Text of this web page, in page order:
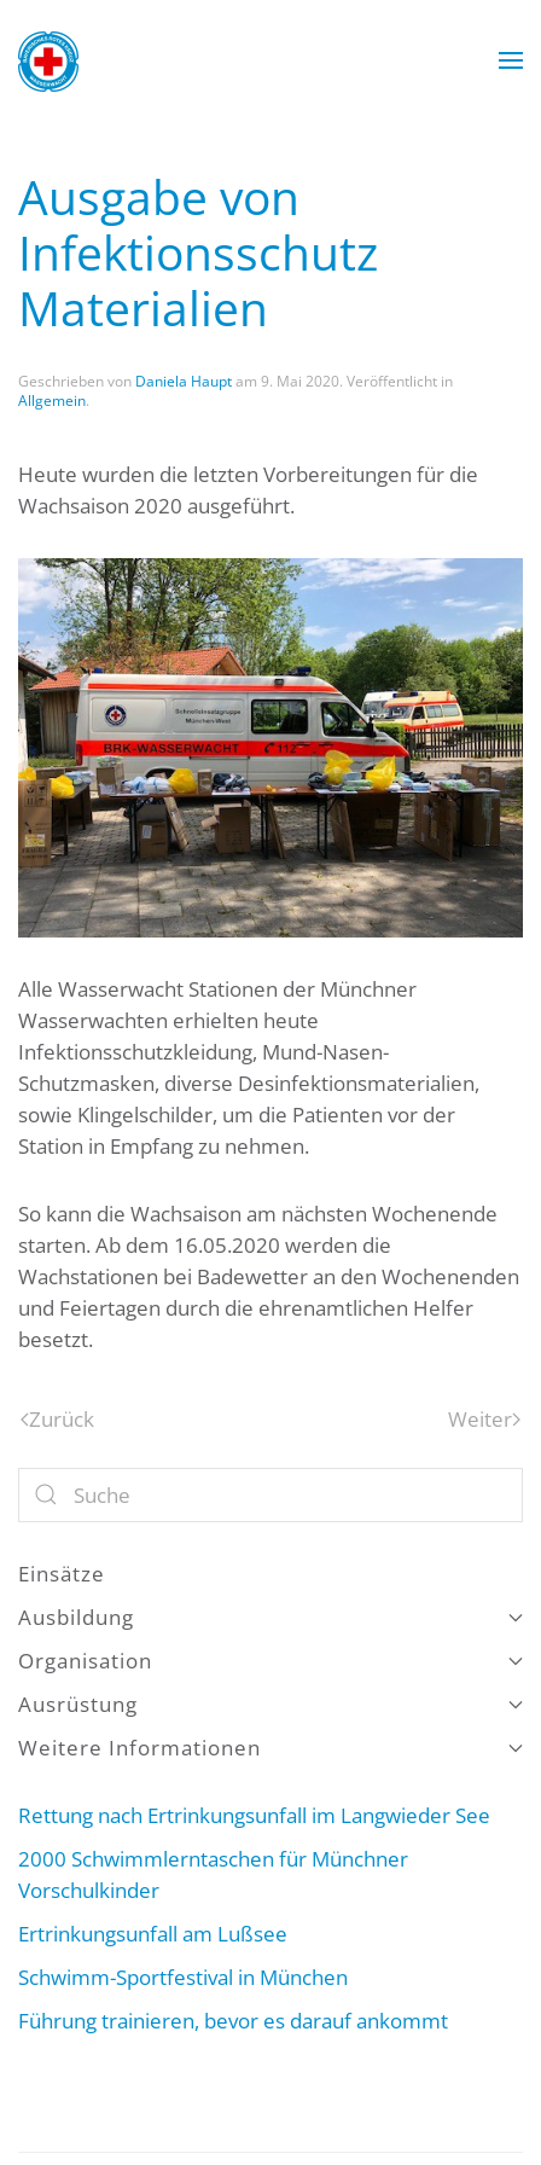
Zum Hauptinhalt springen
Ausgabe von
Infektionsschutz
Materialien
Geschrieben von Daniela Hauptam 9. Mai 2020. Veröffentlicht in
Allgemein.
Heute wurden die letzten Vorbereitungen für die
Wachsaison 2020 ausgeführt.
Alle Wasserwacht Stationen der Münchner
Wasserwachten erhielten heute
Infektionsschutzkleidung, Mund-Nasen-
Schutzmasken, diverse Desinfektionsmaterialien,
sowie Klingelschilder, um die Patienten vor der
Station in Empfang zu nehmen.
So kann die Wachsaison am nächsten Wochenende
starten. Ab dem 16.05.2020 werden die
Wachstationen bei Badewetter an den Wochenenden
und Feiertagen durch die ehrenamtlichen Helfer
besetzt.
Zurück Weiter
Einsätze
Ausbildung
Organisation
Ausrüstung
Weitere Informationen
Rettung nach Ertrinkungsunfall im Langwieder See
2000 Schwimmlerntaschen für Münchner
Vorschulkinder
Ertrinkungsunfall am Lußsee
Schwimm-Sportfestival in München
Führung trainieren, bevor es darauf ankommt